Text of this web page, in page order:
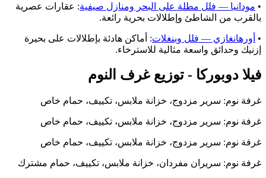
• مودانيا — فلل مطلة على البحر ومنازل صيفية: عقارات عصرية
بالقرب من الشاطئ وإطلالات بحرية رائعة.
• أورهانغازي — فلل وبنغلات: أماكن هادئة بإطلالات على بحيرة
إزنيك وحدائق واسعة مثالية للاسترخاء.
فيلا دوبوركا - توزيع غرف النوم
غرفة نوم: سرير مزدوج، خزانة ملابس، تكييف، حمام خاص
غرفة نوم: سرير مزدوج، خزانة ملابس، تكييف، حمام خاص
غرفة نوم: سرير مزدوج، خزانة ملابس، تكييف، حمام خاص
غرفة نوم: سريران مفردان، خزانة ملابس، تكييف، حمام مشترك